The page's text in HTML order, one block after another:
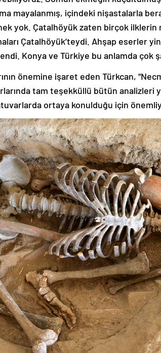
mayalanmış, içindeki nişastalarla
yok. Çatalhöyük zaten birçok ilklerin
Çatalhöyük’teydi. Ahşap eserler
Konya ve Türkiye bu anlamda çok
önemine işaret eden Türkcan,
tam teşekküllü bütün analizleri
ortaya konulduğu için